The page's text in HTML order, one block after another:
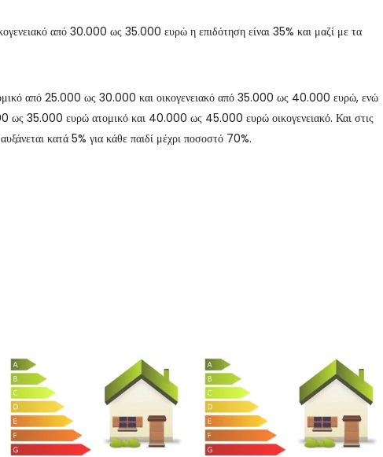
από 30.000 ως 35.000 ευρώ η επιδότηση είναι 35% και μαζί με τα
από 25.000 ως 30.000 και οικογενειακό από 35.000 ως 40.000 ευρώ, ενώ
ως 35.000 ευρώ ατομικό και 40.000 ως 45.000 ευρώ οικογενειακό. Και στις
κατά 5% για κάθε παιδί μέχρι ποσοστό 70%.